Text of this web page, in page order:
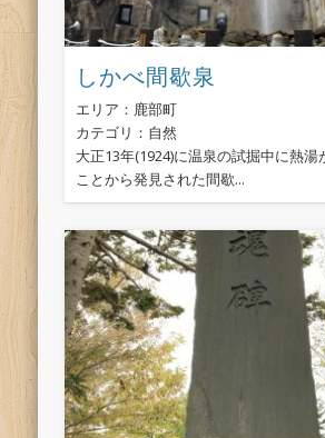
しかべ間歇泉
エリア：鹿部町
カテゴリ：自然
大正13年(1924)に温泉の試掘中に熱湯
ことから発見された間歇...